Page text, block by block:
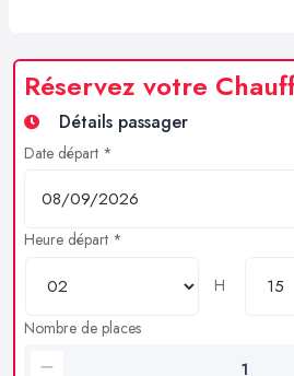
Réservez votre
Détails passager
Date départ *
Heure départ *
H
Nombre de places